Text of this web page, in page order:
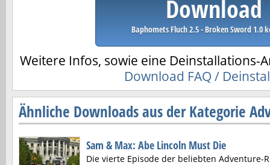
Download
Baphomets Fluch 2.5 - Broken Sword 1.0
Weitere Infos, sowie eine Deinstallations-
Download FAQ /
Ähnliche Downloads aus der Kategorie
Sam & Max: Abe Lincoln Must Die
Die vierte Episode der beliebten Adventure-